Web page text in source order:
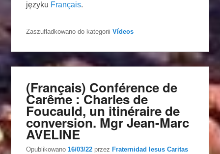
języku Français.
Zaszufladkowano do kategorii Vídeos
(Français) Conférence de
Carême : Charles de
Foucauld, un itinéraire de
conversion. Mgr Jean-Marc
AVELINE
Opublikowano16/03/22 przez Fraternidad Iesus Caritas